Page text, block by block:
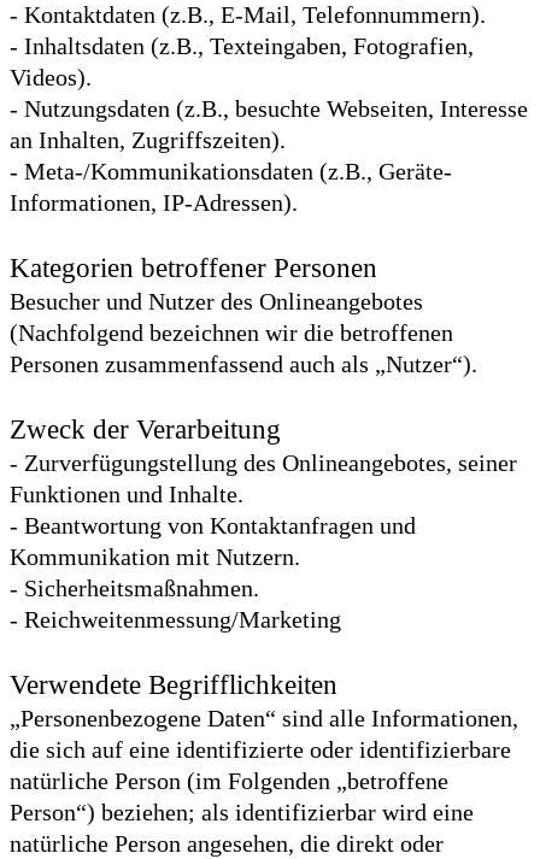
- Kontaktdaten (z.B., E-Mail, Telefonnummern).
- Inhaltsdaten (z.B., Texteingaben, Fotografien,
Videos).
- Nutzungsdaten (z.B., besuchte Webseiten, Interesse
an Inhalten, Zugriffszeiten).
- Meta-/Kommunikationsdaten (z.B., Geräte-
Informationen, IP-Adressen).
Kategorien betroffener Personen
Besucher und Nutzer des Onlineangebotes
(Nachfolgend bezeichnen wir die betroffenen
Personen zusammenfassend auch als „Nutzer“).
Zweck der Verarbeitung
- Zurverfügungstellung des Onlineangebotes, seiner
Funktionen und Inhalte.
- Beantwortung von Kontaktanfragen und
Kommunikation mit Nutzern.
- Sicherheitsmaßnahmen.
- Reichweitenmessung/Marketing
Verwendete Begrifflichkeiten
„Personenbezogene Daten“ sind alle Informationen,
die sich auf eine identifizierte oder identifizierbare
natürliche Person (im Folgenden „betroffene
Person“) beziehen; als identifizierbar wird eine
natürliche Person angesehen, die direkt oder